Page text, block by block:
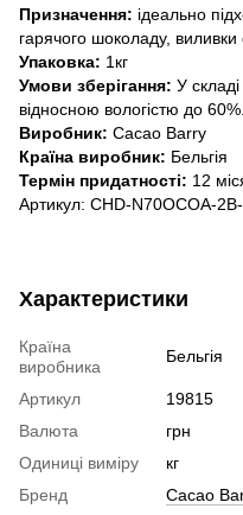
Призначення: ідеально
гарячого шоколаду, виливки
Упаковка: 1кг
Умови зберігання: У
відносною вологістю до 60%.
Виробник: Cacao Barry
Країна виробник: Бельгія
Термін придатності: 12
Артикул: CHD-N70OCOA-
Характеристики
Країна
виробника
Бельгія
Артикул
19815
Валюта
грн
Одиниці виміру
кг
Бренд
Cacao